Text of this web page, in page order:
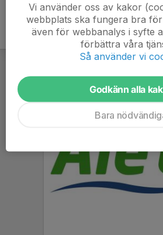
Vi använder oss av kakor
webbplats ska fungera bra för
även för webbanalys i syfte
förbättra våra
Så använder vi
Godkänn alla
Bara